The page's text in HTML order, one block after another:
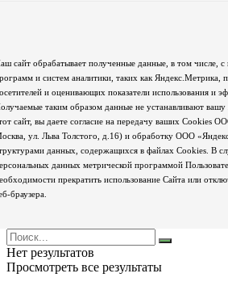
сайт обрабатывает полученные данные, в том числе, с
и систем аналитики, таких как Яндекс.Метрика,
и оценивающих показатели использования и
таким образом данные не устанавливают
сайт, вы даете согласие на передачу ваших Cookies
ул. Льва Толстого, д.16) и обработку ООО
данных, содержащихся в файлах Cookies. В
данных метрической программой
прекратить использование Сайта или
браузера.
Нет результатов
Просмотреть все результаты